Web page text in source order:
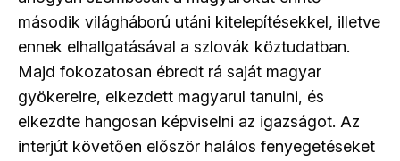
második világháború utáni kitelepítésekkel, illetve
ennek elhallgatásával a szlovák köztudatban.
Majd fokozatosan ébredt rá saját magyar
gyökereire, elkezdett magyarul tanulni, és
elkezdte hangosan képviselni az igazságot. Az
interjút követően először halálos fenyegetéseket